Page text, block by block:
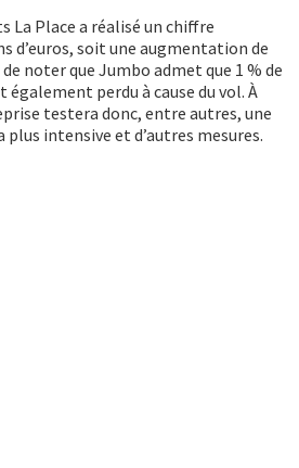
La Place a réalisé un chiffre
d’euros, soit une augmentation de
noter que Jumbo admet que 1 % de
également perdu à cause du vol. À
testera donc, entre autres, une
intensive et d’autres mesures.